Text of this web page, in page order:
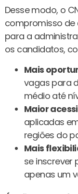
Desse modo, o
compromisso de
para a
os candidatos,
Mais
vagas para
médio até
Maior
aplicadas
regiões do
Mais
se inscrever
apenas um